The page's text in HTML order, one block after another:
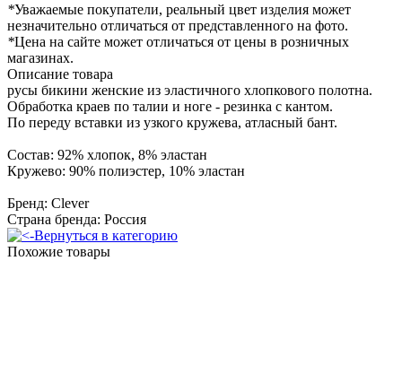
*Уважаемые покупатели, реальный цвет изделия может
незначительно отличаться от представленного на фото.
*Цена на сайте может отличаться от цены в розничных
магазинах.
Описание товара
русы бикини женские из эластичного хлопкового полотна.
Обработка краев по талии и ноге - резинка с кантом.
По переду вставки из узкого кружева, атласный бант.
Состав: 92% хлопок, 8% эластан
Кружево: 90% полиэстер, 10% эластан
Бренд: Clever
Страна бренда: Россия
Вернуться в категорию
Похожие товары